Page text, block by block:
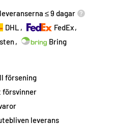
≤ 9 dagar
DHL
FedEx
Bring
försening
försvinner
leverans